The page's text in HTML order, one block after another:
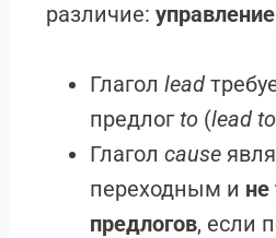
различие:
Глагол lead
предлогto (lead
Глагол cause
переходным и не
предлогов, если